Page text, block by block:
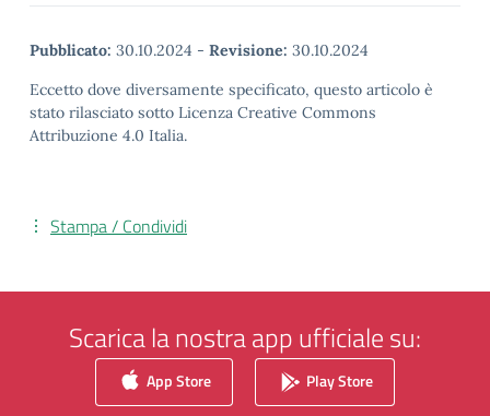
Pubblicato: 30.10.2024 - Revisione: 30.10.2024
Eccetto dove diversamente specificato, questo articolo è
stato rilasciato sotto Licenza Creative Commons
Attribuzione 4.0 Italia.
Stampa / Condividi
Scarica la nostra app ufficiale su:
App Store Play Store